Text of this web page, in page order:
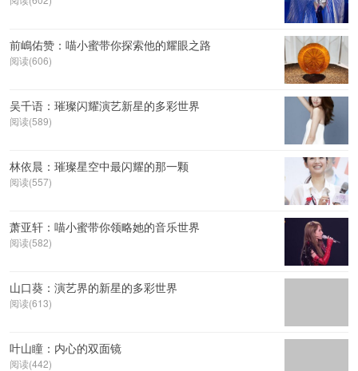
前嶋佑赞：喵小蜜带你探索他的耀眼之路
阅读(606)
吴千语：璀璨闪耀演艺新星的多彩世界
阅读(589)
林依晨：璀璨星空中最闪耀的那一颗
阅读(557)
萧亚轩：喵小蜜带你领略她的音乐世界
阅读(582)
山口葵：演艺界的新星的多彩世界
阅读(613)
叶山瞳：内心的双面镜
阅读(442)